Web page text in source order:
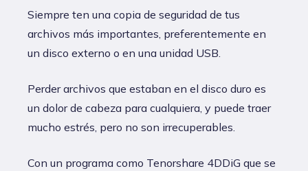
Siempre ten una copia de seguridad de tus
archivos más importantes, preferentemente en
un disco externo o en una unidad USB.
Perder archivos que estaban en el disco duro es
un dolor de cabeza para cualquiera, y puede traer
mucho estrés, pero no son irrecuperables.
Con un programa como Tenorshare 4DDiG que se